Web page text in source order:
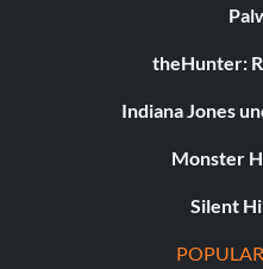
theHunter:
Indiana Jones
Monster
Silent